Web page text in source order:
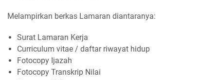
Melampirkan berkas Lamaran diantaranya:
Surat Lamaran Kerja
Curriculum vitae / daftar riwayat hidup
Fotocopy Ijazah
Fotocopy Transkrip Nilai